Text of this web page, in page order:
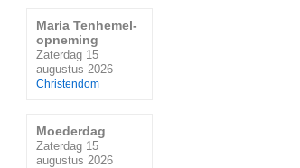
Maria Tenhemel-
opneming
Zaterdag 15
augustus 2026
Christendom
Moederdag
Zaterdag 15
augustus 2026